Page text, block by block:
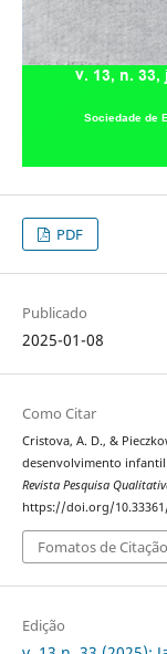
PDF
Publicado
2025-01-08
Como Citar
Cristova, A. D., &
desenvolvimento
Revista Pesquisa
https://doi.org/
Fomatos de Citação
Edição